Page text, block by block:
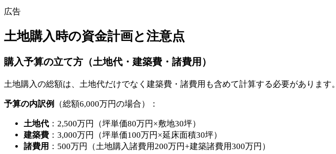
広告
土地購入時の資金計画と注意点
購入予算の立て方（土地代・建築費・諸費用）
土地購入の総額は、土地代だけでなく建築費・諸費用も含めて計算する必要があります。
予算の内訳例 （総額6,000万円の場合）：
土地代 ：2,500万円（坪単価80万円×敷地30坪）
建築費 ：3,000万円（坪単価100万円×延床面積30坪）
諸費用 ：500万円（土地購入諸費用200万円+建築諸費用300万円）